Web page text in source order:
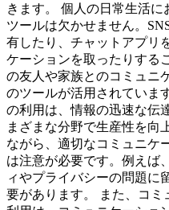
きます。 個人の日常生活
ツールは欠かせません。
有したり、チャットアプリ
ケーションを取ったりする
の友人や家族とのコミュニ
のツールが活用されていま
の利用は、情報の迅速な伝
まざまな分野で生産性を向
ながら、適切なコミュニケ
は注意が必要です。例えば
ィやプライバシーの問題に
要があります。 また、コ